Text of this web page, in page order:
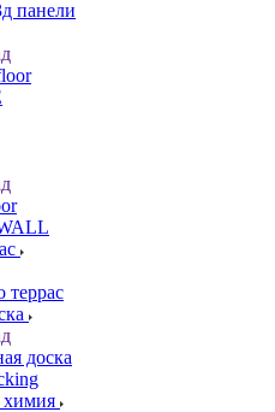
панели
террас
доска
химия